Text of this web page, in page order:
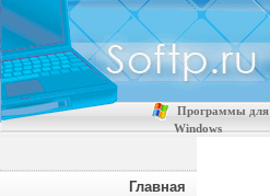
Программы для
Windows
Главная